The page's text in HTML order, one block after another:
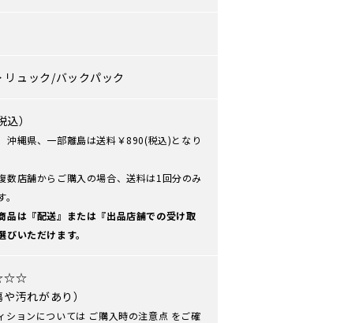
リュック/バックパック
）
沖縄県、一部離島は送料￥890(税込)となり
数店舗からご購入の場合、送料は1回分のみ
品は『配送』または『出品店舗での受け取
びいただけます。
や汚れがあり）
ションについては ご購入時の注意点 をご確